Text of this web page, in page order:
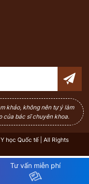
khảo, không nên tự ý làm
của bác sĩ chuyên khoa.
học Quốc tế | All Rights
Tư vấn miễn phí